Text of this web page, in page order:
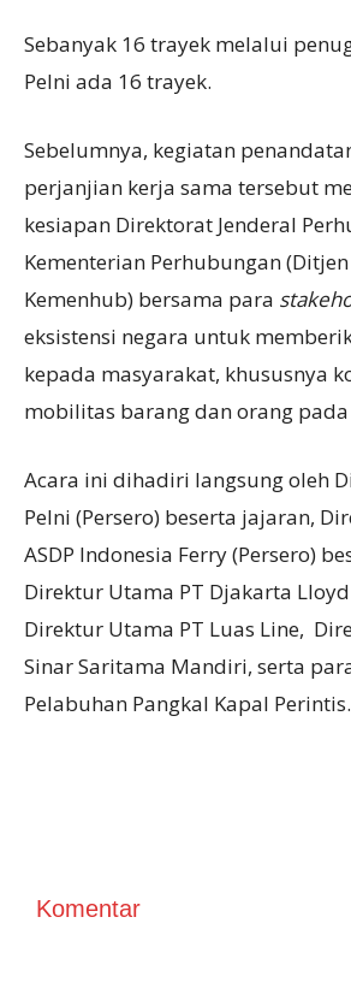
Sebanyak 16 trayek melalui
Pelni ada 16 trayek.
Sebelumnya, kegiatan
perjanjian kerja sama tersebut
kesiapan Direktorat Jenderal
Kementerian Perhubungan
Kemenhub) bersama para
eksistensi negara untuk
kepada masyarakat, khususnya
mobilitas barang dan orang
Acara ini dihadiri langsung oleh
Pelni (Persero) beserta jajaran,
ASDP Indonesia Ferry (Persero)
Direktur Utama PT Djakarta Lloyd
Direktur Utama PT Luas Line,
Sinar Saritama Mandiri, serta
Pelabuhan Pangkal Kapal
Komentar